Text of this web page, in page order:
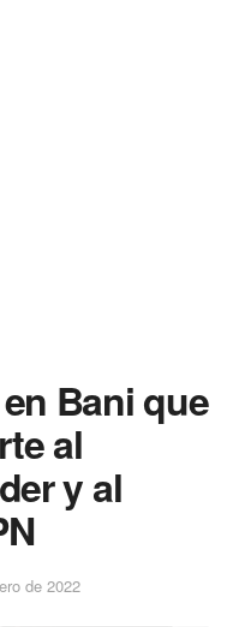
Bani que
al
y al
de 2022